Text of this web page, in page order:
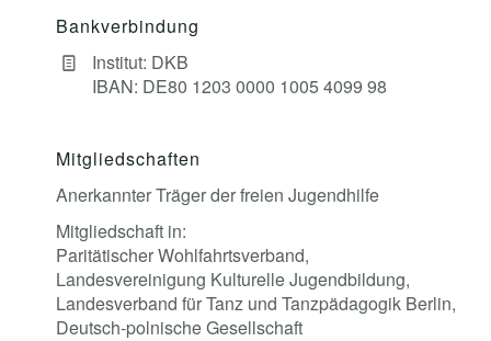
Bankverbindung
Institut: DKB
IBAN: DE80 1203 0000 1005 4099 98
Mitgliedschaften
Anerkannter Träger der freien Jugendhilfe
Mitgliedschaft in:
Paritätischer Wohlfahrtsverband,
Landesvereinigung Kulturelle Jugendbildung,
Landesverband für Tanz und Tanzpädagogik Berlin,
Deutsch-polnische Gesellschaft